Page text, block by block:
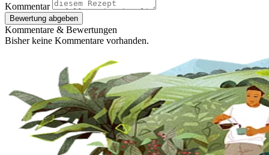
Kommentar
Bewertung abgeben
Kommentare & Bewertungen
Bisher keine Kommentare vorhanden.